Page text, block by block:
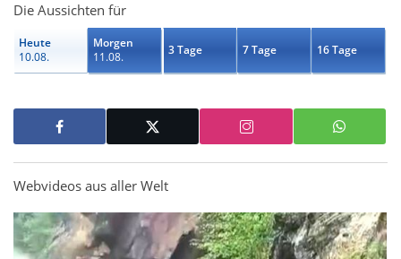
Die Aussichten für
Heute
10.08.
Morgen
11.08.
3 Tage 7 Tage 16 Tage
Webvideos aus aller Welt